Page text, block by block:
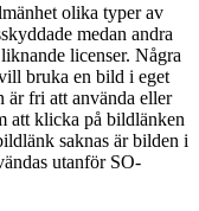
olika typer av
medan andra
licenser. Några
bruka en bild i eget
är fri att använda eller
att klicka på bildlänken
saknas är bilden i
utanför SO-